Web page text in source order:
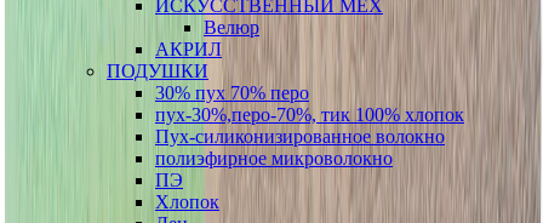
ИСКУССТВЕННЫЙ МЕХ
Велюр
АКРИЛ
ПОДУШКИ
30% пух 70% перо
пух-30%,перо-70%, тик 100% хлопок
Пух-силиконизированное волокно
полиэфирное микроволокно
ПЭ
Хлопок